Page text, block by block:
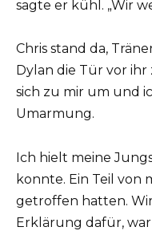
sagte er kühl. „Wir
Chris stand da,
Dylan die Tür vor
sich zu mir um und
Umarmung.
Ich hielt meine
konnte. Ein Teil von
getroffen hatten.
Erklärung dafür,